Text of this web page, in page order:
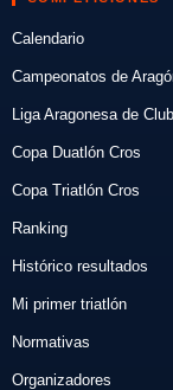
Calendario
Campeonatos de
Liga Aragonesa de
Copa Duatlón Cros
Copa Triatlón Cros
Ranking
Histórico resultados
Mi primer triatlón
Normativas
Organizadores